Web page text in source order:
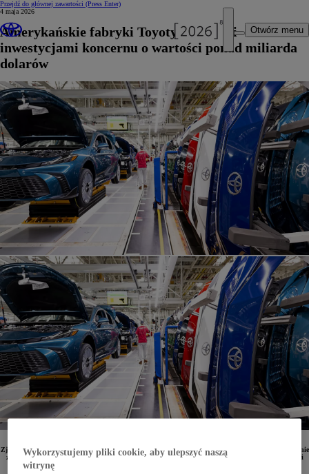
Przejdź do głównej zawartości (Press Enter)
Otwórz menu
4 maja 2026
Amerykańskie fabryki Toyoty z nowymi
inwestycjami koncernu o wartości ponad miliarda
dolarów
Zjednoczonych zlokalizowanych w Kentucky oraz Indianie. Inwestycja ma na celu zarówno zwiększenie
zdolności wytwórczych obecnie produkowanych modeli, jak i wdrożenie nowej, zaawansowanej linii
montażowej przeznaczonej do produkcji samochodów w pełni elektrycznych.
Wykorzystujemy pliki cookie, aby ulepszyć naszą
witrynę